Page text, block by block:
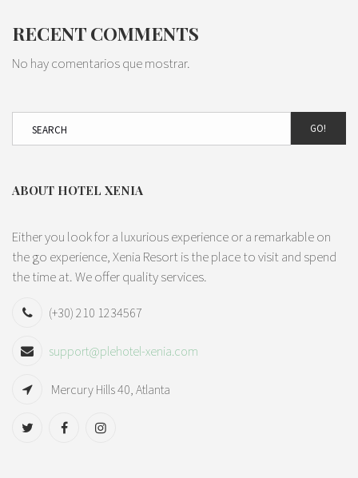
RECENT COMMENTS
No hay comentarios que mostrar.
GO!
ABOUT HOTEL XENIA
Either you look for a luxurious experience or a remarkable on
the go experience, Xenia Resort is the place to visit and spend
the time at. We offer quality services.
(+30) 210 1234567
support@plehotel-xenia.com
Mercury Hills 40, Atlanta